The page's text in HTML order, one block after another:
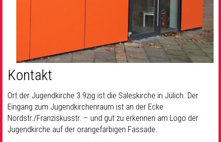
Kontakt
Ort der Jugendkirche 3.9zig ist die Saleskirche in Jülich. Der
Eingang zum Jugendkirchenraum ist an der Ecke
Nordstr./Franziskusstr. – und gut zu erkennen am Logo der
Jugendkirche auf der orangefarbigen Fassade.